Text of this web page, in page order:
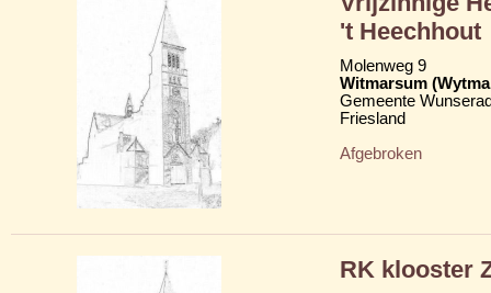
't Heechhout
Molenweg 9
Witmarsum
Gemeente
Friesland
Afgebroken
RK klooster